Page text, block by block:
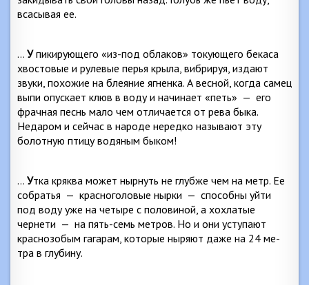
всасывая ее.
… Упикирующего «из-под облаков» токующего бекаса
хвостовые и рулевые перья крыла, вибрируя, издают
звуки, похожие на блеяние ягненка. А весной, когда самец
выпи опускает клюв в воду и начинает «петь» — его
фрачная песнь мало чем отли­чается от рева быка.
Недаром и сейчас в народе неред­ко называют эту
болотную птицу водяным быком!
… Утка кряква может нырнуть не глубже чем на метр. Ее
собратья — красноголовые нырки — способны уйти
под воду уже на четыре с половиной, а хохлатые
чернети — на пять-семь метров. Но и они уступают
краснозобым гагарам, которые ныряют даже на 24 ме­
тра в глубину.